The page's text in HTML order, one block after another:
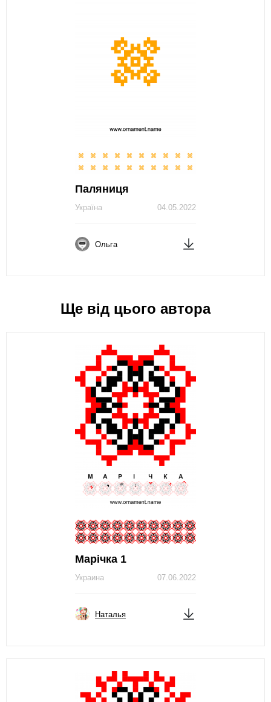
Паляниця
04.05.2022
Україна
Ольга
Ще від цього автора
Марічка 1
07.06.2022
Украина
Наталья